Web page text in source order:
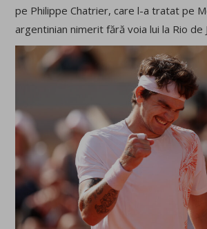
pe Philippe Chatrier, care l-a tratat pe
argentinian nimerit fără voia lui la Rio de